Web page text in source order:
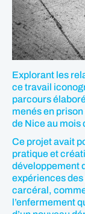
Explorant les
ce travail
parcours
menés en
de Nice au mois
Ce projet avait
pratique et
développement
expériences des
carcéral,
l’enfermement